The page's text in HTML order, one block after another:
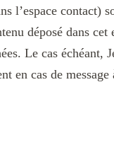
l’espace
déposé dans
Le cas
en cas de